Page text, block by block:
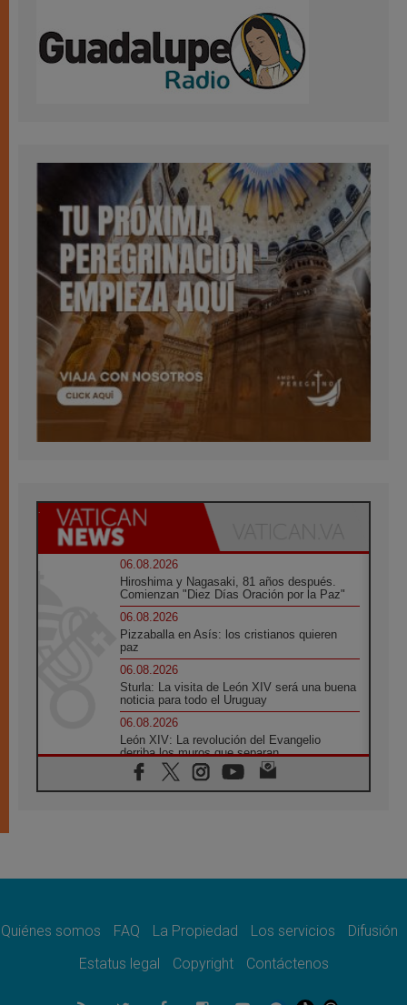
06.08.2026
Hiroshima y Nagasaki, 81 años después.
Comienzan "Diez Días Oración por la Paz"
06.08.2026
Pizzaballa en Asís: los cristianos quieren
paz
06.08.2026
Sturla: La visita de León XIV será una buena
noticia para todo el Uruguay
06.08.2026
León XIV: La revolución del Evangelio
derriba los muros que separan
06.08.2026
La Iglesia en Ceuta: caridad y esperanza
06.08.2026
06.08.2026
«construir la civilización del amor»
Quiénes somos FAQ La Propiedad Los servicios
Difusión
Estatus legal
Copyright Contáctenos